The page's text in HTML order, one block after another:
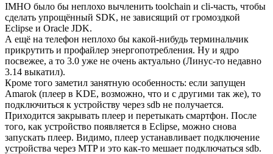
IMHO было бы неплохо вычленить toolchain и cli-часть, чтобы
сделать упрощённый SDK, не зависящий от громоздкой
Eclipse и Oracle JDK.
А ещё на телефон неплохо бы какой-нибудь терминальчик
прикрутить и профайлер энергопотребления. Ну и ядро
посвежее, а то 3.0 уже не очень актуально (Линус-то недавно
3.14 выкатил).
Кроме того заметил занятную особенность: если запущен
Amarok (плеер в KDE, возможно, что и с другими так же), то
подключиться к устройству через sdb не получается.
Приходится закрывать плеер и перетыкать смартфон. После
того, как устройство появляется в Eclipse, можно снова
запускать плеер. Видимо, плеер устанавливает подключение
устройства через MTP и это как-то мешает подключаться sdb.